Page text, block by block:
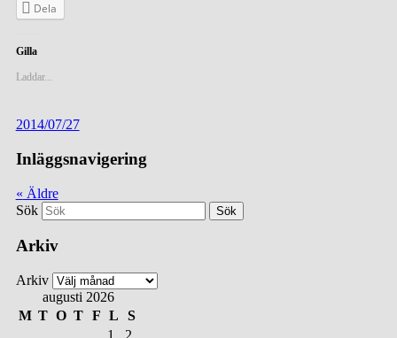
Dela
Gilla
Laddar...
2014/07/27
Inläggsnavigering
« Äldre
Sök
Arkiv
Arkiv
augusti 2026
M T O T F L
S
1
2